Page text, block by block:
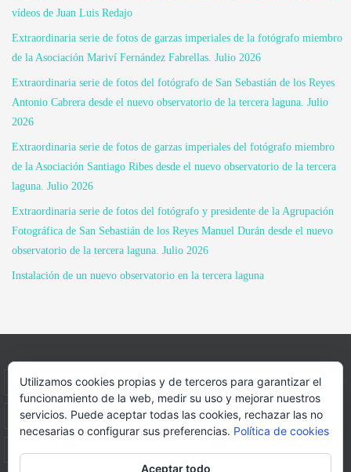
vídeos de Juan Luis Redajo
Extraordinaria serie de fotos de garzas imperiales de la fotógrafo miembro
de la Asociación Mariví Fernández Fabrellas. Julio 2026
Extraordinaria serie de fotos del fotógrafo de San Sebastián de los Reyes
Antonio Cabrera desde el nuevo observatorio de la tercera laguna. Julio
2026
Extraordinaria serie de fotos de garzas imperiales del fotógrafo miembro
de la Asociación Santiago Ribes desde el nuevo observatorio de la tercera
laguna. Julio 2026
Extraordinaria serie de fotos del fotógrafo y presidente de la Agrupación
Fotográfica de San Sebastián de los Reyes Manuel Durán desde el nuevo
observatorio de la tercera laguna. Julio 2026
Instalación de un nuevo observatorio en la tercera laguna
INICIO INFORMACIÓN ASOCIACION
SUS HABITANTES FOTOS VIDEOS BLOG
Utilizamos cookies propias y de terceros para garantizar el
funcionamiento de la web, medir su uso y mejorar nuestros
servicios. Puede aceptar todas las cookies, rechazar las no
necesarias o configurar sus preferencias. Política de cookies
Aceptar todo